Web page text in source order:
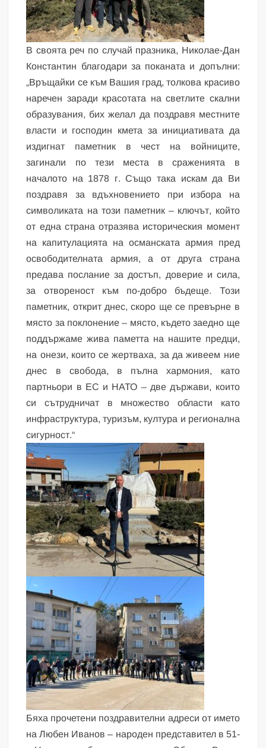
В своята реч по случай празника, Николае-Дан
Константин благодари за поканата и допълни:
„Връщайки се към Вашия град, толкова красиво
наречен заради красотата на светлите скални
образувания, бих желал да поздравя местните
власти и господин кмета за инициативата да
издигнат паметник в чест на войниците,
загинали по тези места в сраженията в
началото на 1878 г. Също така искам да Ви
поздравя за вдъхновението при избора на
символиката на този паметник – ключът, който
от една страна отразява историческия момент
на капитулацията на османската армия пред
освободителната армия, а от друга страна
предава послание за достъп, доверие и сила,
за отвореност към по-добро бъдеще. Този
паметник, открит днес, скоро ще се превърне в
място за поклонение – място, където заедно ще
поддържаме жива паметта на нашите предци,
на онези, които се жертваха, за да живеем ние
днес в свобода, в пълна хармония, като
партньори в ЕС и НАТО – две държави, които
си сътрудничат в множество области като
инфраструктура, туризъм, култура и регионална
сигурност.“
Бяха прочетени поздравителни адреси от името
на Любен Иванов – народен представител в 51-